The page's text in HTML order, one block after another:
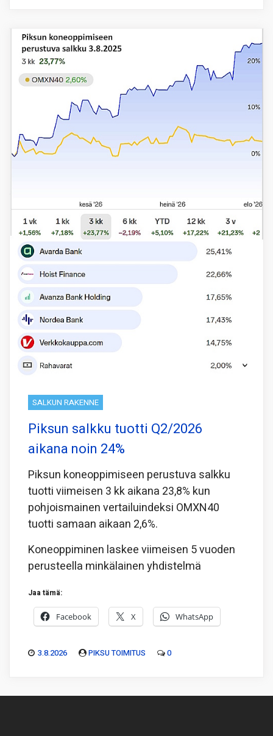
SALKUN RAKENNE
Piksun salkku tuotti Q2/2026
aikana noin 24%
Piksun koneoppimiseen perustuva salkku
tuotti viimeisen 3 kk aikana 23,8% kun
pohjoismainen vertailuindeksi OMXN40
tuotti samaan aikaan 2,6%.
Koneoppiminen laskee viimeisen 5 vuoden
perusteella minkälainen yhdistelmä
Jaa tämä:
Facebook X WhatsApp
3.8.2026 PIKSU TOIMITUS 0